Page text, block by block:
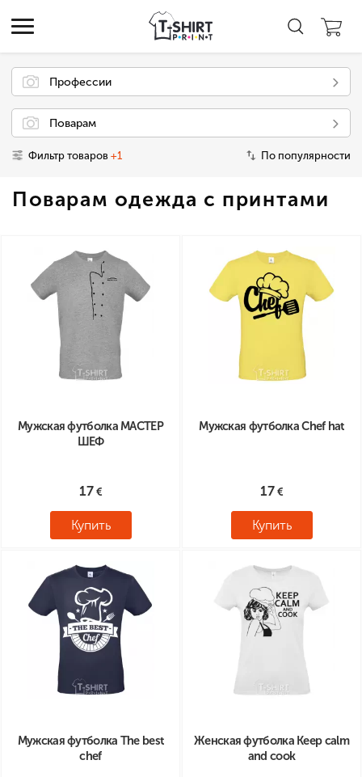
Профессии
Поварам
Фильтр товаров +1 По популярности
Поварам одежда с принтами
Мужская футболка МАСТЕР
ШЕФ
17
Купить
Мужская футболка Chef hat
17
Купить
Мужская футболка The best
chef
Женская футболка Keep calm
and cook